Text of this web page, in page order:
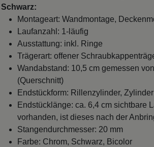
Schwarz:
Montageart: Wandmontage,
Laufanzahl: 1-läufig
Ausstattung: inkl. Ringe
Trägerart: offener
Wandabstand: 10,5 cm gemessen
(Querschnitt)
Endstückform: Rillenzylinder, Zylinder
Endstücklänge: ca. 6,4 cm sichtbare
vorhanden, ist dieses nach der
Stangendurchmesser: 20 mm
Farbe: Chrom, Schwarz, Bicolor